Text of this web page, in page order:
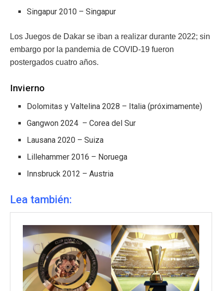
Singapur 2010 – Singapur
Los Juegos de Dakar se iban a realizar durante 2022; sin
embargo por la pandemia de COVID-19 fueron
postergados cuatro años.
Invierno
Dolomitas y Valtelina 2028 – Italia (próximamente)
Gangwon 2024 – Corea del Sur
Lausana 2020 – Suiza
Lillehammer 2016 – Noruega
Innsbruck 2012 – Austria
Lea también: